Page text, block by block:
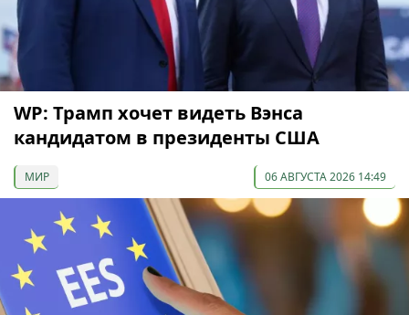
WP: Трамп хочет видеть Вэнса
кандидатом в президенты США
МИР 06 АВГУСТА 2026 14:49